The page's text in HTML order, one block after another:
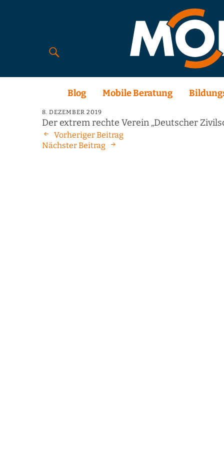
Blog Mobile Beratung
8. DEZEMBER 2019
Der extrem rechte Verein „Deutscher
Vorheriger Beitrag
Nächster Beitrag